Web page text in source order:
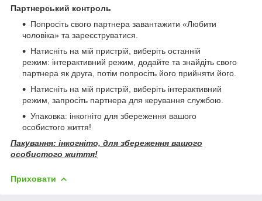
Партнерський контроль
Попросіть свого партнера завантажити «Любити
чоловіка» та зареєструватися.
Натисніть на мій пристрій, виберіть останній
режим: інтерактивний режим, додайте та знайдіть свого
партнера як друга, потім попросіть його прийняти його.
Натисніть на мій пристрій, виберіть інтерактивний
режим, запросіть партнера для керування службою.
Упаковка: інкогніто для збереження вашого
особистого життя!
Пакування: інкогніто, для збереження вашого
особистого життя!
Приховати